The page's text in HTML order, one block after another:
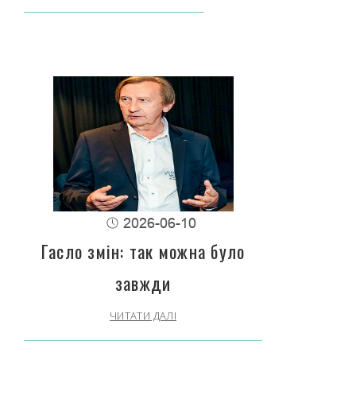
2026-06-10
Гасло змін: так можна було
завжди
ЧИТАТИ ДАЛІ